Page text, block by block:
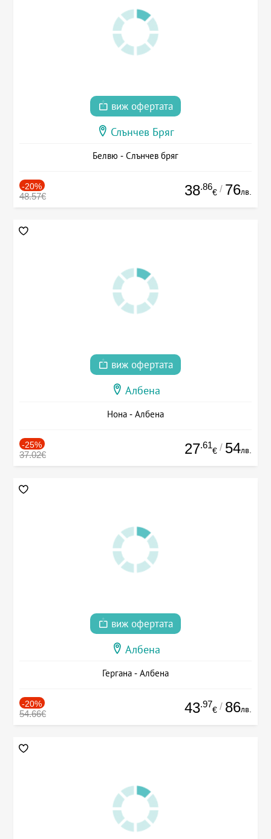
виж офертата
Слънчев Бряг
Белвю - Слънчев бряг
-20%
48.57€ 38.86
€ / 76лв.
виж офертата
Албена
Нона - Албена
-25%
37.02€ 27.61
€ / 54лв.
виж офертата
Албена
Гергана - Албена
-20%
54.66€ 43.97
€ / 86лв.